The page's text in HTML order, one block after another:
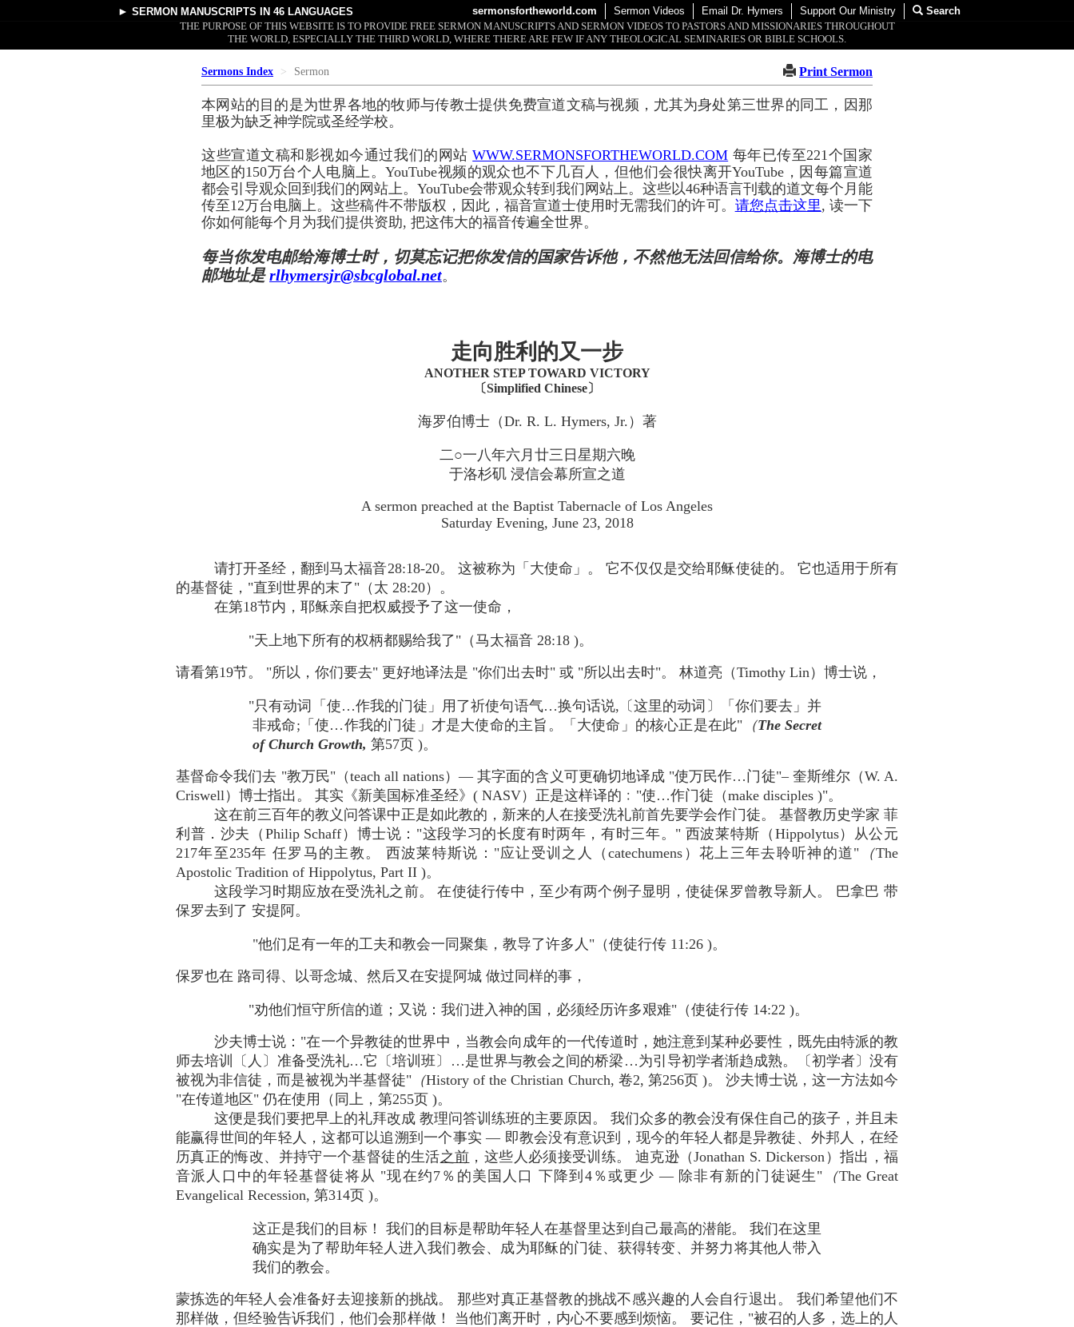
► SERMON MANUSCRIPTS IN 46 LANGUAGES sermonsfortheworld.com Sermon Videos Email Dr. Hymers Support Our Ministry
Search
THE PURPOSE OF THIS WEBSITE IS TO PROVIDE FREE SERMON MANUSCRIPTS AND SERMON VIDEOS TO PASTORS AND MISSIONARIES THROUGHOUT
THE WORLD, ESPECIALLY THE THIRD WORLD, WHERE THERE ARE FEW IF ANY THEOLOGICAL SEMINARIES OR BIBLE SCHOOLS.
Sermons Index Sermon Print Sermon
本网站的目的是为世界各地的牧师与传教士提供免费宣道文稿与视频，尤其为身处第三世界的同工，因那
里极为缺乏神学院或圣经学校。
这些宣道文稿和影视如今通过我们的网站WWW.SERMONSFORTHEWORLD.COM 每年已传至221个国家
地区的150万台个人电脑上。YouTube视频的观众也不下几百人，但他们会很快离开YouTube，因每篇宣道
都会引导观众回到我们的网站上。YouTube会带观众转到我们网站上。这些以46种语言刊载的道文每个月能
传至12万台电脑上。这些稿件不带版权，因此，福音宣道士使用时无需我们的许可。 请您点击这里, 读一下
你如何能每个月为我们提供资助, 把这伟大的福音传遍全世界。
每当你发电邮给海博士时，切莫忘记把你发信的国家告诉他，不然他无法回信给你。海博士的电
邮地址是rlhymersjr@sbcglobal.net。
走向胜利的又一步
ANOTHER STEP TOWARD VICTORY
〔Simplified Chinese〕
海罗伯博士（Dr. R. L. Hymers, Jr.）著
二○一八年六月廿三日星期六晚
于洛杉矶 浸信会幕所宣之道
A sermon preached at the Baptist Tabernacle of Los Angeles
Saturday Evening, June 23, 2018
请打开圣经，翻到马太福音28:18-20。 这被称为「大使命」。 它不仅仅是交给耶稣使徒的。 它也适用于所有
的基督徒，"直到世界的末了"（太 28:20）。
在第18节内，耶稣亲自把权威授予了这一使命，
"天上地下所有的权柄都赐给我了"（马太福音 28:18 )。
请看第19节。 "所以，你们要去" 更好地译法是 "你们出去时" 或 "所以出去时"。 林道亮（Timothy Lin）博士说，
"只有动词「使…作我的门徒」用了祈使句语气…换句话说,〔这里的动词〕「你们要去」并
非戒命;「使…作我的门徒」才是大使命的主旨。「大使命」的核心正是在此" （The Secret
of Church Growth, 第57页 )。
基督命令我们去 "教万民"（teach all nations）— 其字面的含义可更确切地译成 "使万民作…门徒"– 奎斯维尔（W. A.
Criswell）博士指出。 其实《新美国标准圣经》( NASV）正是这样译的﹕"使…作门徒（make disciples )"。
这在前三百年的教义问答课中正是如此教的，新来的人在接受洗礼前首先要学会作门徒。 基督教历史学家 菲
利普．沙夫（Philip Schaff）博士说："这段学习的长度有时两年，有时三年。" 西波莱特斯（Hippolytus）从公元
217年至235年 任罗马的主教。 西波莱特斯说："应让受训之人（catechumens）花上三年去聆听神的道" （The
Apostolic Tradition of Hippolytus, Part II )。
这段学习时期应放在受洗礼之前。 在使徒行传中，至少有两个例子显明，使徒保罗曾教导新人。 巴拿巴 带
保罗去到了 安提阿。
"他们足有一年的工夫和教会一同聚集，教导了许多人"（使徒行传 11:26 )。
保罗也在 路司得、以哥念城、然后又在安提阿城 做过同样的事，
"劝他们恒守所信的道；又说：我们进入神的国，必须经历许多艰难"（使徒行传 14:22 )。
沙夫博士说："在一个异教徒的世界中，当教会向成年的一代传道时，她注意到某种必要性，既先由特派的教
师去培训〔人〕准备受洗礼…它〔培训班〕…是世界与教会之间的桥梁…为引导初学者渐趋成熟。〔初学者〕没有
被视为非信徒，而是被视为半基督徒" （History of the Christian Church, 卷2, 第256页 )。 沙夫博士说，这一方法如今
"在传道地区" 仍在使用（同上，第255页 )。
这便是我们要把早上的礼拜改成 教理问答训练班的主要原因。 我们众多的教会没有保住自己的孩子，并且未
能赢得世间的年轻人，这都可以追溯到一个事实 — 即教会没有意识到，现今的年轻人都是异教徒、外邦人，在经
历真正的悔改、并持守一个基督徒的生活之前 ，这些人必须接受训练。 迪克逊（Jonathan S. Dickerson）指出，福
音派人口中的年轻基督徒将从 "现在约7％的美国人口 下降到4％或更少 — 除非有新的门徒诞生" （The Great
Evangelical Recession, 第314页 )。
这正是我们的目标！ 我们的目标是帮助年轻人在基督里达到自己最高的潜能。 我们在这里
确实是为了帮助年轻人进入我们教会、成为耶稣的门徒、获得转变、并努力将其他人带入
我们的教会。
蒙拣选的年轻人会准备好去迎接新的挑战。 那些对真正基督教的挑战不感兴趣的人会自行退出。 我们希望他们不
那样做，但经验告诉我们，他们会那样做！ 当他们离开时，内心不要感到烦恼。 要记住，"被召的人多，选上的人